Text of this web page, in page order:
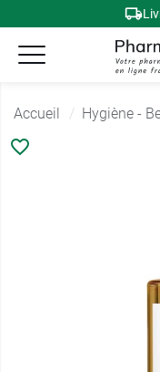
Accueil Hygiène -